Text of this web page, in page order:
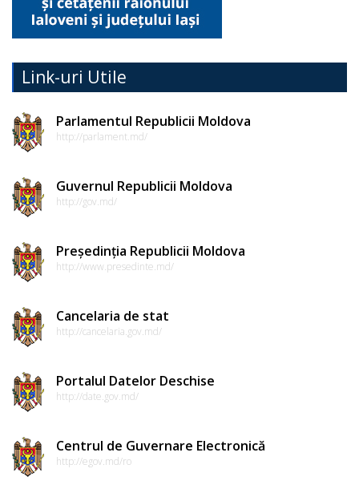
Link-uri Utile
Parlamentul Republicii Moldova
http://parlament.md/
Guvernul Republicii Moldova
http://gov.md/
Președinția Republicii Moldova
http://www.presedinte.md/
Cancelaria de stat
http://cancelaria.gov.md/
Portalul Datelor Deschise
http://date.gov.md/
Centrul de Guvernare Electronică
http://egov.md/ro